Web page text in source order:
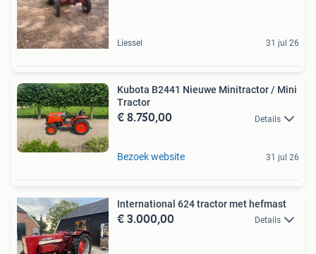
Liessel 31 jul 26
Kubota B2441 Nieuwe Minitractor / Mini
Tractor
€ 8.750,00 Details
Bezoek website 31 jul 26
International 624 tractor met hefmast
€ 3.000,00 Details